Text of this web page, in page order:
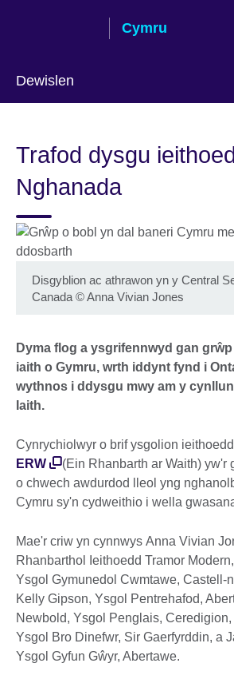
Cymru
Dewislen
language
Trafod dysgu
Nghanada
Disgyblion ac athrawon yn y Central
Canada ©Anna Vivian Jones
Dyma flog a ysgrifennwyd gan
iaith o Gymru, wrth iddynt fynd i
wythnos i ddysgu mwy am y
Iaith.
Cynrychiolwyr o brif ysgolion
ERW
(Ein Rhanbarth ar Waith) yw'r
o chwech awdurdod lleol yng
Cymru sy'n cydweithio i wella
Mae'r criw yn cynnwys Anna Vivian
Rhanbarthol Ieithoedd Tramor
Ysgol Gymunedol Cwmtawe, Castell-
Kelly Gipson, Ysgol Pentrehafod,
Newbold, Ysgol Penglais,
Ysgol Bro Dinefwr, Sir Gaerfyrddin, a
Ysgol Gyfun Gŵyr, Abertawe.